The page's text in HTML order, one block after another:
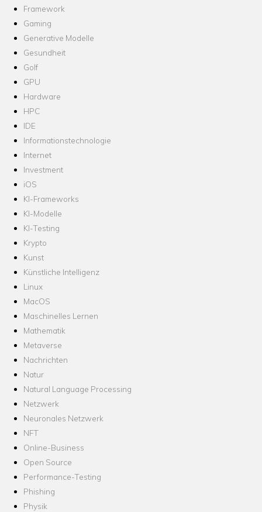
Framework
Gaming
Generative Modelle
Gesundheit
Golf
GPU
Hardware
HPC
IDE
Informationstechnologie
Internet
Investment
iOS
KI-Frameworks
KI-Modelle
KI-Testing
Krypto
Kunst
Künstliche Intelligenz
Linux
MacOS
Maschinelles Lernen
Mathematik
Metaverse
Nachrichten
Natur
Natural Language Processing
Netzwerk
Neuronales Netzwerk
NFT
Online-Business
Open Source
Performance-Testing
Phishing
Physik